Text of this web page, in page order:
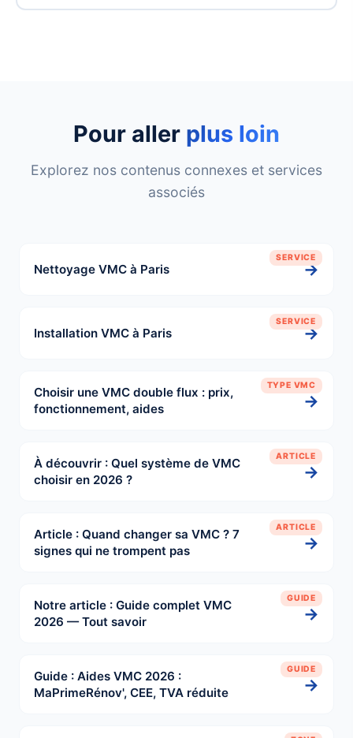
Pour aller plus loin
Explorez nos contenus connexes et services
associés
SERVICE
Nettoyage VMC à Paris →
SERVICE
Installation VMC à Paris →
TYPE VMC
Choisir une VMC double flux : prix,
fonctionnement, aides
→
ARTICLE
À découvrir : Quel système de VMC
choisir en 2026 ?
→
ARTICLE
Article : Quand changer sa VMC ? 7
signes qui ne trompent pas
→
GUIDE
Notre article : Guide complet VMC
2026 — Tout savoir
→
GUIDE
Guide : Aides VMC 2026 :
MaPrimeRénov', CEE, TVA réduite
→